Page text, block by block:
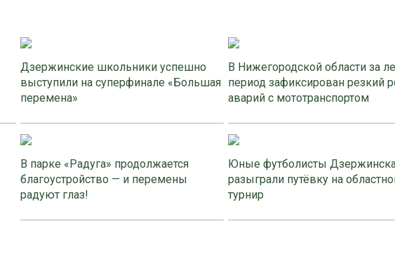
Дзержинские школьники успешно
выступили на суперфинале «Большая
перемена»
В Нижегородской области за
период зафиксирован резкий
аварий с мототранспортом
В парке «Радуга» продолжается
благоустройство — и перемены
радуют глаз!
Юные футболисты
разыграли путёвку на
турнир